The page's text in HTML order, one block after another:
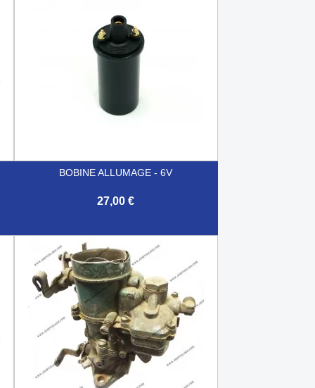
BOBINE ALLUMAGE - 6V
27,00 €
Aperçu rapide